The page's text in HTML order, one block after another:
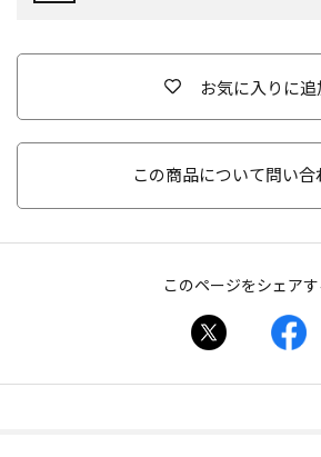
お気に入りに追
この商品について問い合
このページをシェアす